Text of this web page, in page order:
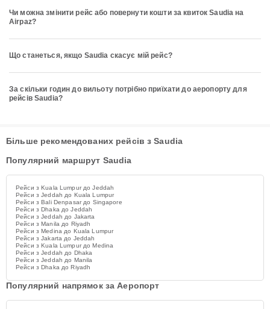
Чи можна змінити рейс або повернути кошти за квиток Saudia на
Airpaz?
Що станеться, якщо Saudia скасує мій рейс?
За скільки годин до вильоту потрібно приїхати до аеропорту для
рейсів Saudia?
Більше рекомендованих рейсів з Saudia
Популярний маршрут Saudia
Рейси з Kuala Lumpur до Jeddah
Рейси з Jeddah до Kuala Lumpur
Рейси з Bali Denpasar до Singapore
Рейси з Dhaka до Jeddah
Рейси з Jeddah до Jakarta
Рейси з Manila до Riyadh
Рейси з Medina до Kuala Lumpur
Рейси з Jakarta до Jeddah
Рейси з Kuala Lumpur до Medina
Рейси з Jeddah до Dhaka
Рейси з Jeddah до Manila
Рейси з Dhaka до Riyadh
Популярний напрямок за Аеропорт